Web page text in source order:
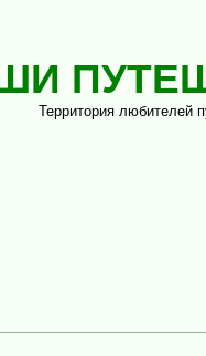
Территория любителей